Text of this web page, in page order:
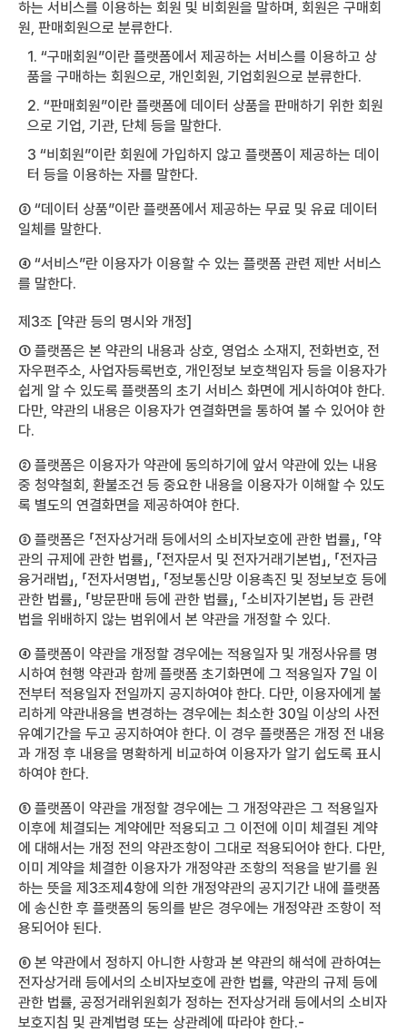
하는 서비스를 이용하는 회원 및 비회원을 말하며, 회원은 구매회
원, 판매회원으로 분류한다.
1. “구매회원”이란 플랫폼에서 제공하는 서비스를 이용하고 상
품을 구매하는 회원으로, 개인회원, 기업회원으로 분류한다.
2. “판매회원”이란 플랫폼에 데이터 상품을 판매하기 위한 회원
으로 기업, 기관, 단체 등을 말한다.
3 “비회원”이란 회원에 가입하지 않고 플랫폼이 제공하는 데이
터 등을 이용하는 자를 말한다.
③ “데이터 상품”이란 플랫폼에서 제공하는 무료 및 유료 데이터
일체를 말한다.
④ “서비스”란 이용자가 이용할 수 있는 플랫폼 관련 제반 서비스
를 말한다.
제3조 [약관 등의 명시와 개정]
① 플랫폼은 본 약관의 내용과 상호, 영업소 소재지, 전화번호, 전
자우편주소, 사업자등록번호, 개인정보 보호책임자 등을 이용자가
쉽게 알 수 있도록 플랫폼의 초기 서비스 화면에 게시하여야 한다.
다만, 약관의 내용은 이용자가 연결화면을 통하여 볼 수 있어야 한
다.
② 플랫폼은 이용자가 약관에 동의하기에 앞서 약관에 있는 내용
중 청약철회, 환불조건 등 중요한 내용을 이용자가 이해할 수 있도
록 별도의 연결화면을 제공하여야 한다.
③ 플랫폼은 「전자상거래 등에서의 소비자보호에 관한 법률」, 「약
관의 규제에 관한 법률」, 「전자문서 및 전자거래기본법」, 「전자금
융거래법」, 「전자서명법」, 「정보통신망 이용촉진 및 정보보호 등에
관한 법률」, 「방문판매 등에 관한 법률」, 「소비자기본법」 등 관련
법을 위배하지 않는 범위에서 본 약관을 개정할 수 있다.
④ 플랫폼이 약관을 개정할 경우에는 적용일자 및 개정사유를 명
시하여 현행 약관과 함께 플랫폼 초기화면에 그 적용일자 7일 이
전부터 적용일자 전일까지 공지하여야 한다. 다만, 이용자에게 불
리하게 약관내용을 변경하는 경우에는 최소한 30일 이상의 사전
유예기간을 두고 공지하여야 한다. 이 경우 플랫폼은 개정 전 내용
과 개정 후 내용을 명확하게 비교하여 이용자가 알기 쉽도록 표시
하여야 한다.
⑤ 플랫폼이 약관을 개정할 경우에는 그 개정약관은 그 적용일자
이후에 체결되는 계약에만 적용되고 그 이전에 이미 체결된 계약
에 대해서는 개정 전의 약관조항이 그대로 적용되어야 한다. 다만,
이미 계약을 체결한 이용자가 개정약관 조항의 적용을 받기를 원
하는 뜻을 제3조제4항에 의한 개정약관의 공지기간 내에 플랫폼
에 송신한 후 플랫폼의 동의를 받은 경우에는 개정약관 조항이 적
용되어야 된다.
⑥ 본 약관에서 정하지 아니한 사항과 본 약관의 해석에 관하여는
전자상거래 등에서의 소비자보호에 관한 법률, 약관의 규제 등에
관한 법률, 공정거래위원회가 정하는 전자상거래 등에서의 소비자
보호지침 및 관계법령 또는 상관례에 따라야 한다.-